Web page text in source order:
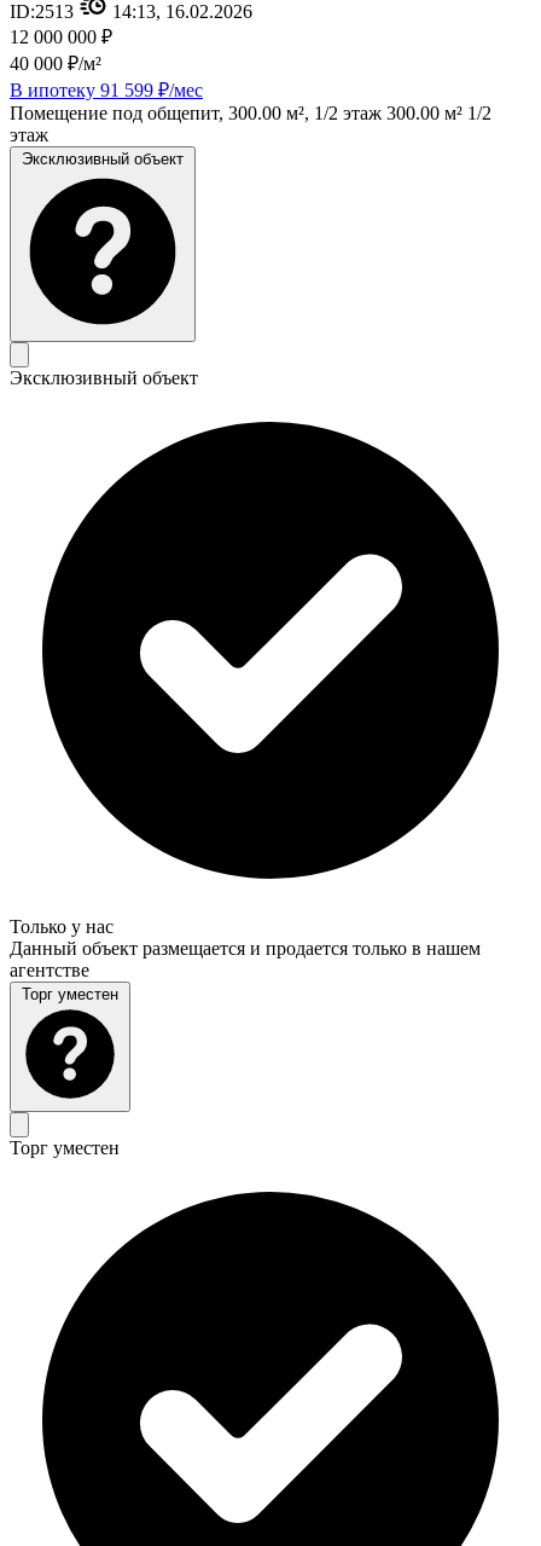
ID:2513
14:13, 16.02.2026
12 000 000 ₽
40 000 ₽/м²
В ипотеку 91 599 ₽/мес
Помещение под общепит, 300.00 м², 1/2 этаж 300.00 м² 1/2
этаж
Эксклюзивный объект
Эксклюзивный объект
Только у нас
Данный объект размещается и продается только в нашем
агентстве
Торг уместен
Торг уместен